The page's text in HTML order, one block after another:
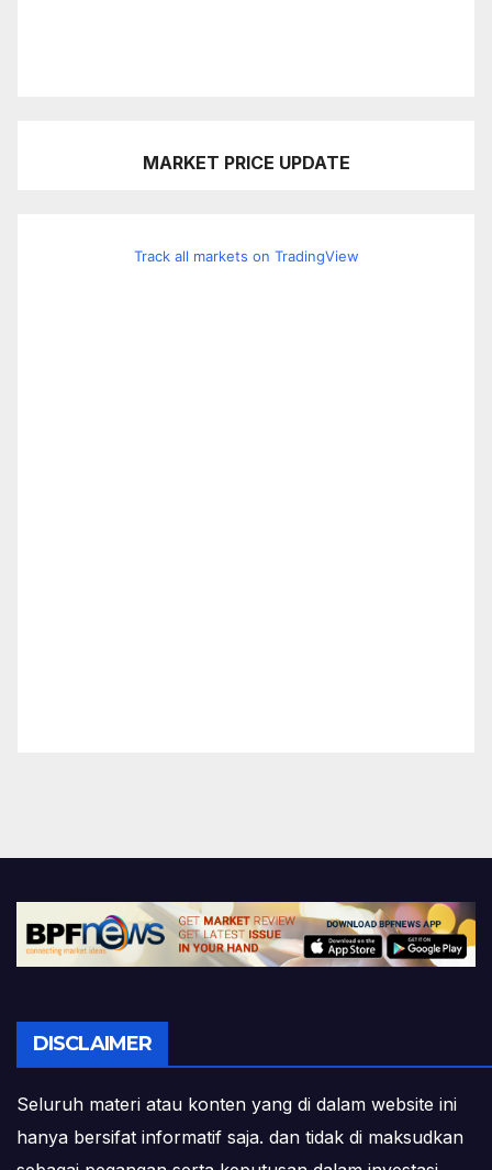
MARKET PRICE UPDATE
Track all markets on TradingView
DISCLAIMER
Seluruh materi atau konten yang di dalam website ini
hanya bersifat informatif saja. dan tidak di maksudkan